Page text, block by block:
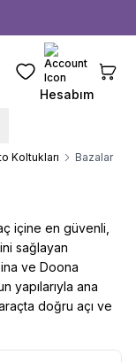
Favorilerim
Hesabım
Koltukları Bazalar
içine en güvenli,
sağlayan
ve Doona
yapılarıyla ana
doğru açı ve